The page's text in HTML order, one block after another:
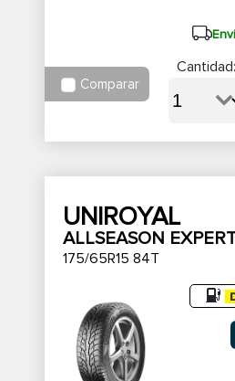
Comparar
Cantidad:
UNIROYAL
ALLSEASON
175/65R15 84T